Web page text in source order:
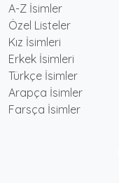
A-Z İsimler
Özel Listeler
Kız İsimleri
Erkek İsimleri
Türkçe İsimler
Arapça İsimler
Farsça İsimler